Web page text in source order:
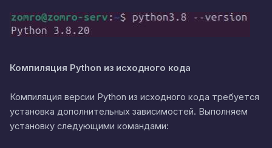
Компиляция Python из исходного кода
Компиляция версии Python из исходного кода требуется
установка дополнительных зависимостей. Выполняем
установку следующими командами: